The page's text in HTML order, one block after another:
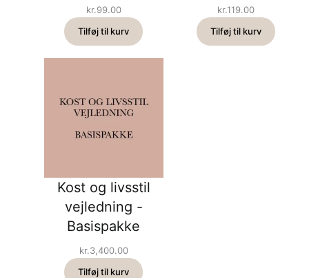
kr.99.00
Tilføj til kurv
kr.119.00
Tilføj til kurv
Kost og livsstil
vejledning -
Basispakke
kr.3,400.00
Tilføj til kurv